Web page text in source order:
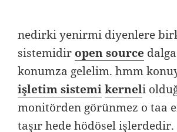
nedirki yenirmi diyenlere
sistemidir open source
konumza gelelim. hmm
işletim sistemi kerneli
monitörden görünmez o taa
taşır hede hödösel